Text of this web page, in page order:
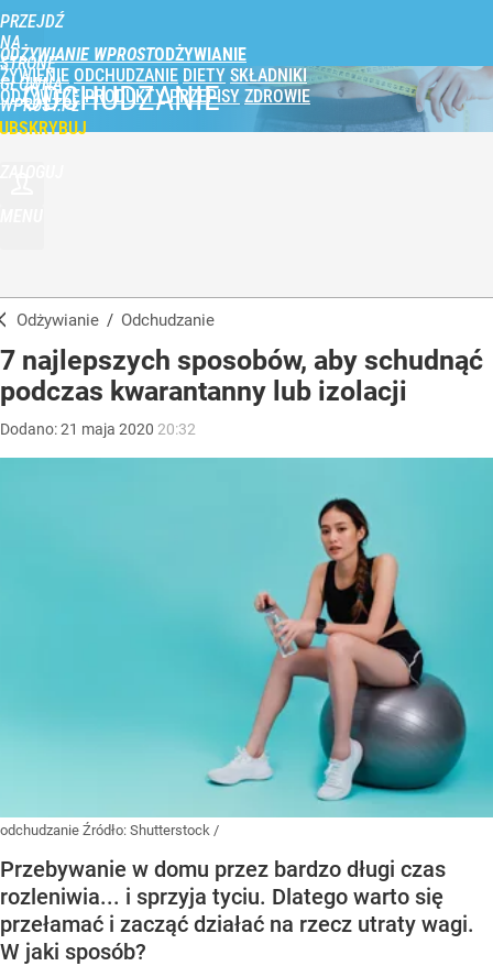
PRZEJDŹ
NA
STRONĘ
GŁÓWNĄ
WPROST.PL
ODŻYWIANIE WPROST
ŻYWIENIE ODCHUDZANIE DIETY SKŁADNIKI
ODŻYWCZE PRODUKTY PRZEPISY ZDROWIE
ODCHUDZANIE
Odżywianie / Odchudzanie
7 najlepszych sposobów, aby schudnąć
podczas kwarantanny lub izolacji
Dodano:21 maja 2020 20:32
odchudzanie Źródło: Shutterstock /
Przebywanie w domu przez bardzo długi czas
rozleniwia... i sprzyja tyciu. Dlatego warto się
przełamać i zacząć działać na rzecz utraty wagi.
W jaki sposób?